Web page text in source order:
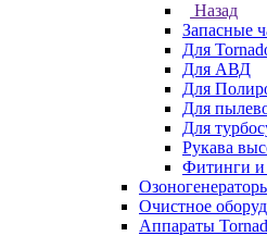
Назад
Запасные
Для
Для АВД
Для
Для
Для
Рукава
Фитинги и
Очистное
Аппараты